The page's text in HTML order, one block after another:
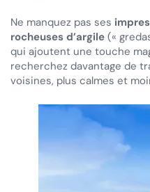
Ne manquez pas ses
rocheuses d’argile («
qui ajoutent une touche
recherchez davantage de
voisines, plus calmes et